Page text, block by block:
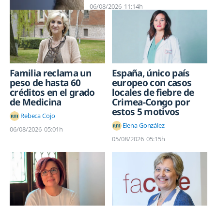
06/08/2026 11:14h
Familia reclama un
peso de hasta 60
créditos en el grado
de Medicina
Rebeca Cojo
06/08/2026 05:01h
España, único país
europeo con casos
locales de fiebre de
Crimea-Congo por
estos 5 motivos
Elena González
05/08/2026 05:15h